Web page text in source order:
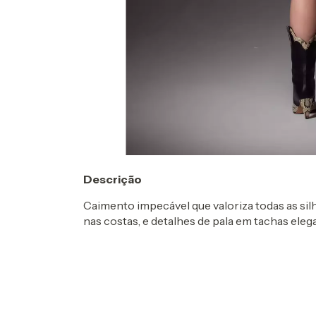
Descrição
Caimento impecável que valoriza todas as
nas costas, e detalhes de pala em tachas